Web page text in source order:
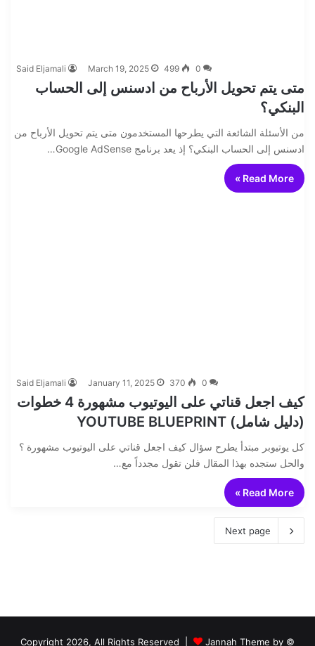
Said Eljamali March 19, 2025 0
499
متى يتم تحويل الأرباح من ادسنس إلى الحساب
البنكي؟
من الأسئلة الشائعة التي يطرحها المستخدمون متى يتم تحويل الأرباح من
ادسنس إلى الحساب البنكي؟ إذ يعد برنامج Google AdSense…
Read More »
Said Eljamali January 11, 2025 0
370
كيف اجعل قناتي على اليوتيوب مشهورة 4 خطوات
(دليل شامل) YOUTUBE BLUEPRINT
كل يوتيوبر مبتدأ يطرح سؤال كيف اجعل قناتي على اليوتيوب مشهورة ؟
والحل ستجده بهذا المقال فلن تقول مجدداً مع…
Read More »
Next page
© Copyright 2026, All Rights Reserved |
Jannah Theme by